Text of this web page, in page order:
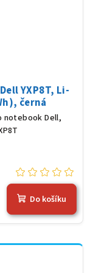
YXP8T, Li-
černá
notebook Dell,
Do košíku